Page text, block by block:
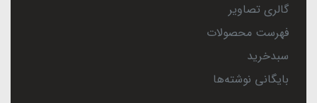
گالری تصاویر
فهرست محصولات
سبدخرید
بایگانی نوشته‌ها